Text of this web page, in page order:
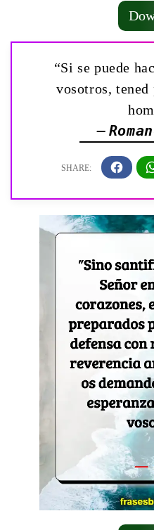
“Si se puede
vosotros, tened
—